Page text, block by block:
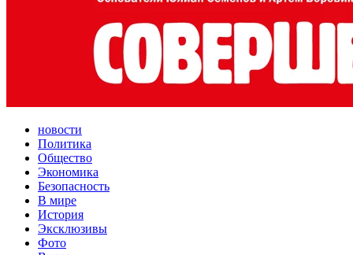
новости
Политика
Общество
Экономика
Безопасность
В мире
История
Эксклюзивы
Фото